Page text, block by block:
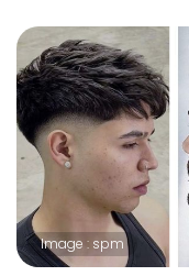
Image : spm